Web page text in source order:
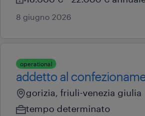
8 giugno 2026
operational
addetto al
gorizia, friuli-venezia giulia
tempo determinato